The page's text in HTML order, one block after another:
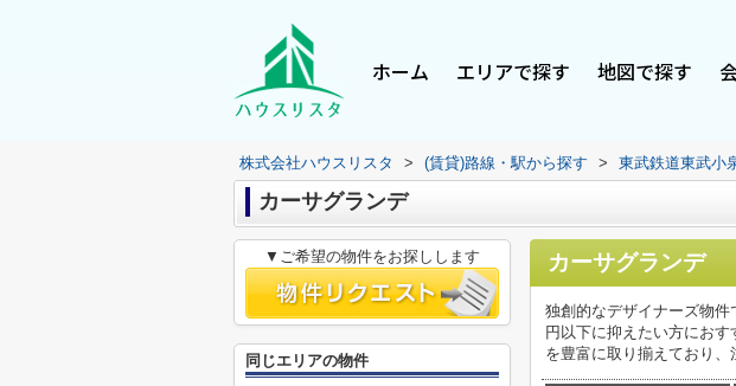
ホーム エリアで探す 地図で探す
株式会社ハウスリスタ > (賃貸)路線・駅から探す > 東武鉄道東武小
カーサグランデ
カーサグランデ
独創的なデザイナーズ物
円以下に抑えたい方にお
を豊富に取り揃えており
▼ご希望の物件をお探しします
同じエリアの物件